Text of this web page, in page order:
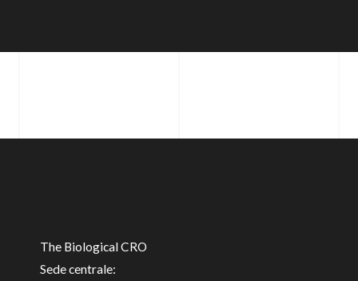
The Biological CRO
Sede centrale: